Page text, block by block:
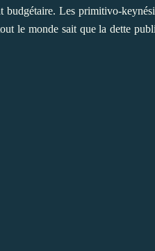
budgétaire. Les primitivo-
le monde sait que la dette